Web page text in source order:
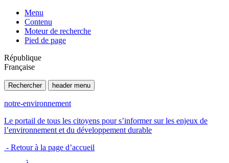
Menu
Contenu
Moteur de recherche
Pied de page
République
Française
Rechercher header menu
notre-environnement
Le portail de tous les citoyens pour s’informer sur les enjeux de
l’environnement et du développement durable
- Retour à la page d’accueil